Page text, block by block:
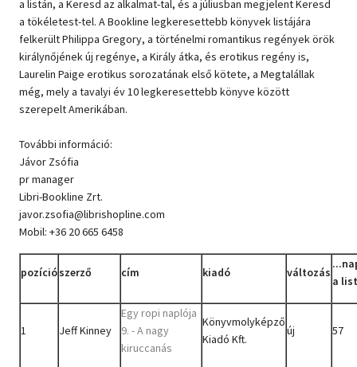
a listán, a Keresd az alkalmat-tal, és a júliusban megjelent Keresd
a tökéletest-tel. A Bookline legkeresettebb könyvek listájára
felkerült Philippa Gregory, a történelmi romantikus regények örök
királynőjének új regénye, a Király átka, és erotikus regény is,
Laurelin Paige erotikus sorozatának első kötete, a Megtalállak
még, mely a tavalyi év 10 legkeresettebb könyve között
szerepelt Amerikában.
További információ:
Jávor Zsófia
pr manager
Libri-Bookline Zrt.
javor.zsofia@librishopline.com
Mobil: +36 20 665 6458
pozíciószerző cím kiadó változás
a
1 Jeff Kinney
Egy ropi naplója
9. - A nagy
kiruccanás
Könyvmolyképző
Kiadó Kft.
új 57